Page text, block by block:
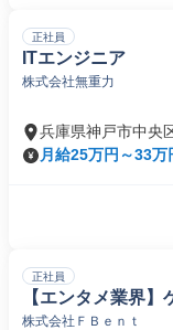
正社員
ITエンジニア
株式会社無重力
兵庫県神戸市中央
月給25万円～33万
正社員
【エンタメ業界
株式会社ＦＢｅｎｔ